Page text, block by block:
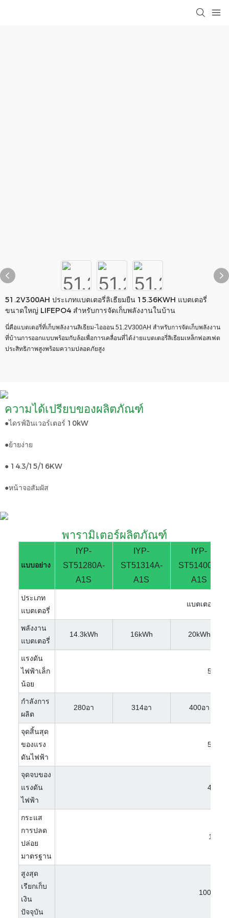
51.2V300AH ประเภทแบตเตอรี่ลิเธียมยืน 15.36KWH แบตเตอรี่
ขนาดใหญ่ LIFEPO4 สำหรับการจัดเก็บพลังงานในบ้าน
นี่คือแบตเตอรี่ที่เก็บพลังงานลิเธียม-ไอออน 51.2V300AH สำหรับการจัดเก็บพลังงาน
ที่บ้านการออกแบบพร้อมกับล้อเพื่อการเคลื่อนที่ได้ง่ายแบตเตอรี่ลิเธียมเหล็กฟอสเฟต
ประสิทธิภาพสูงพร้อมความปลอดภัยสูง
ความได้เปรียบของผลิตภัณฑ์
●ไดรฟ์อินเวอร์เตอร์ 10kW
●ย้ายง่าย
● 14.3/15/16KW
●หน้าจอสัมผัส
พารามิเตอร์ผลิตภัณฑ์
แบบอย่าง
IYP-
ST51280A-
A1S
IYP-
ST51314A-
A1S
IYP-
ST51400A-
A1S
ประเภท
แบตเตอรี่
แบตเตอรี่
พลังงาน
แบตเตอรี่
14.3kWh 16kWh 20kWh
แรงดัน
ไฟฟ้าเล็ก
น้อย
51.2V
กำลังการ
ผลิต
280อา 314อา 400อา
จุดสิ้นสุด
ของแรง
ดันไฟฟ้า
58.0V
จุดจบของ
แรงดัน
ไฟฟ้า
42.0V
กระแส
การปลด
ปล่อย
มาตรฐาน
100A
สูงสุด
เรียกเก็บ
เงิน
ปัจจุบัน
100A/